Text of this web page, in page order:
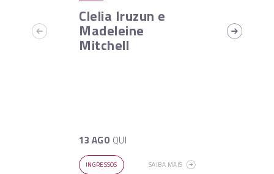
Clelia Iruzun e
Madeleine
Mitchell
13 AGO QUI
INGRESSOS SAIBA MAIS